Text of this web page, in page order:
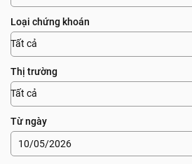
Loại chứng khoán
Tất cả
Thị trường
Tất cả
Từ ngày